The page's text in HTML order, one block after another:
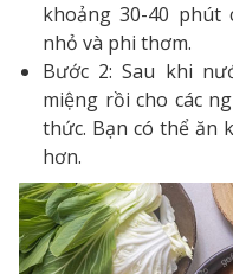
khoảng 30-40 phút
nhỏ và phi thơm.
Bước 2: Sau khi
miệng rồi cho các
thức. Bạn có thể ăn
hơn.